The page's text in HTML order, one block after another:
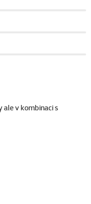
ale v kombinaci s